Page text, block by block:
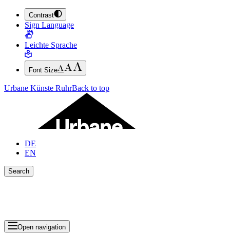
JUMP TO MAIN CONTENT (PRESS ENTER)
JUMP TO THE FOOTER (PRESS ENTER)
Contrast
Sign Language
Leichte Sprache
Font Size
Urbane Künste RuhrBack to top
DE
EN
Search
Open navigation